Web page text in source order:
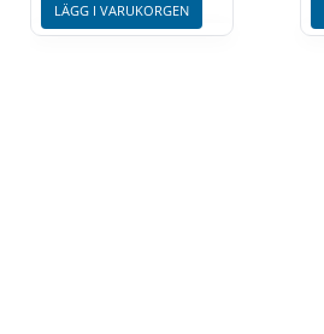
LÄGG I VARUKORGEN